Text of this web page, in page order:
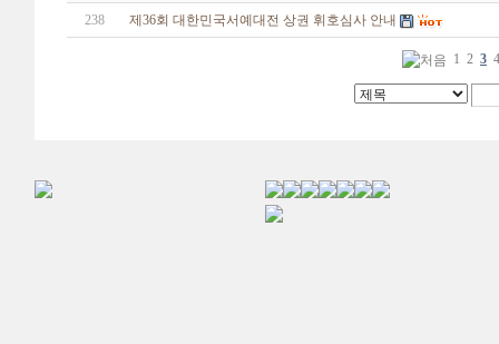
238 제36회 대한민국서예대전 상권 휘호심사 안내
1 2 3 4